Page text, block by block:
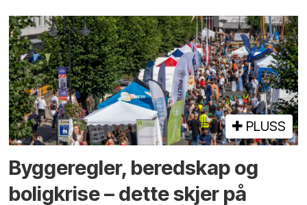
PLUSS
Bygge­regler, beredskap og
bolig­krise – dette skjer på